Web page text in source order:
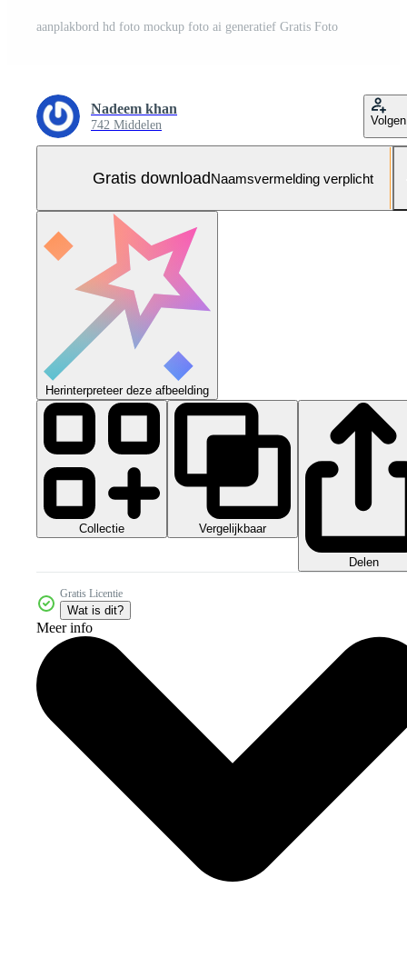
aanplakbord hd foto mockup foto ai generatief Gratis Foto
Nadeem khan
742 Middelen Volgen
Gratis downloadNaamsvermelding verplicht
Herinterpreteer deze afbeelding
Collectie Vergelijkbaar
Delen
Gratis Licentie
Wat is dit?
Meer info